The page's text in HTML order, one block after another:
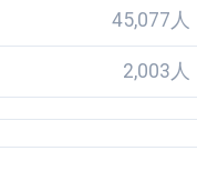
45,077人
2,003人